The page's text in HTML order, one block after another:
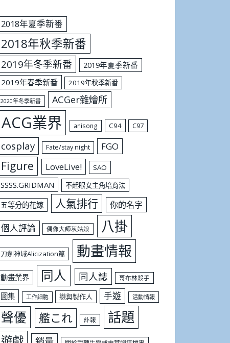
2018年夏季新番
2018年秋季新番
2019年冬季新番
2019年夏季新番
2019年春季新番
2019年秋季新番
2020年冬季新番 ACGer雜燴所
ACG業界 anisong C94 C97
cosplay Fate/stay night FGO
Figure LoveLive! SAO
SSSS.GRIDMAN 不起眼女主角培育法
五等分的花嫁 人氣排行 你的名字
個人評論 偶像大師灰姑娘 八掛
刀劍神域Alicization篇 動畫情報
動畫業界 同人 同人誌 哥布林殺手
圖集 工作細胞 戀與製作人 手遊 活動情報
聲優 艦これ 訃報 話題